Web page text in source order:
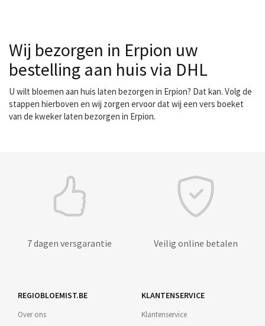
Wij bezorgen in Erpion uw
bestelling aan huis via DHL
U wilt bloemen aan huis laten bezorgen in Erpion? Dat kan. Volg de
stappen hierboven en wij zorgen ervoor dat wij een vers boeket
van de kweker laten bezorgen in Erpion.
7 dagen versgarantie Veilig online betalen
REGIOBLOEMIST.BE
Over ons
KLANTENSERVICE
Klantenservice